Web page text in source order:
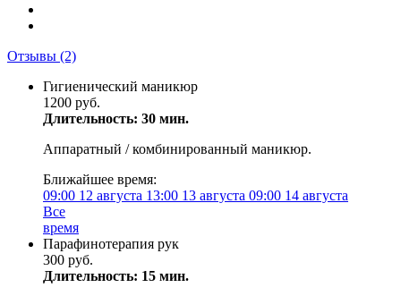
Отзывы (2)
Гигиенический маникюр
1200 руб.
Длительность: 30 мин.
Аппаратный / комбинированный маникюр.
Ближайшее время:
09:00 12 августа 13:00 13 августа 09:00 14 августа
Все
время
Парафинотерапия рук
300 руб.
Длительность: 15 мин.